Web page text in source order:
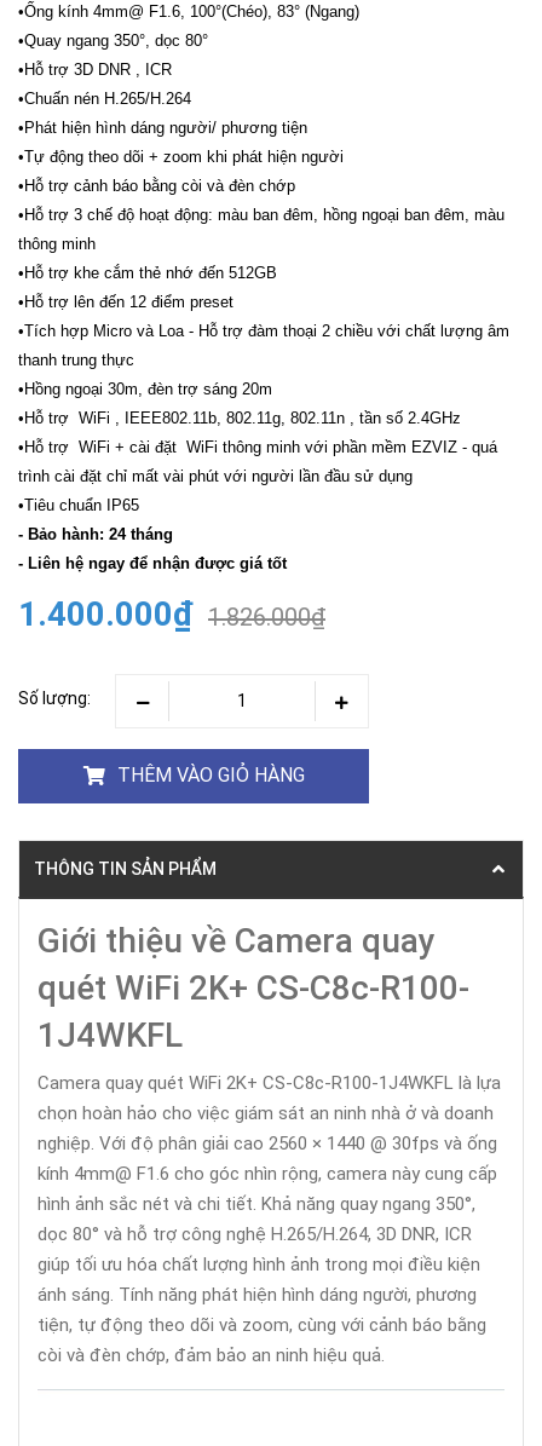
•Ống kính 4mm@ F1.6, 100°(Chéo), 83° (Ngang)
•Quay ngang 350°, dọc 80°
•Hỗ trợ 3D DNR , ICR
•Chuấn nén H.265/H.264
•Phát hiện hình dáng người/ phương tiện
•Tự động theo dõi + zoom khi phát hiện người
•Hỗ trợ cảnh báo bằng còi và đèn chớp
•Hỗ trợ 3 chế độ hoạt động: màu ban đêm, hồng ngoại ban đêm, màu
thông minh
•Hỗ trợ khe cắm thẻ nhớ đến 512GB
•Hỗ trợ lên đến 12 điểm preset
•Tích hợp Micro và Loa - Hỗ trợ đàm thoại 2 chiều với chất lượng âm
thanh trung thực
•Hồng ngoại 30m, đèn trợ sáng 20m
•Hỗ trợ WiFi , IEEE802.11b, 802.11g, 802.11n , tần số 2.4GHz
•Hỗ trợ WiFi + cài đặt WiFi thông minh với phần mềm EZVIZ - quá
trình cài đặt chỉ mất vài phút với người lần đầu sử dụng
•Tiêu chuẩn IP65
- Bảo hành: 24 tháng
- Liên hệ ngay để nhận được giá tốt
1.400.000₫ 1.826.000₫
Số lượng:
THÊM VÀO GIỎ HÀNG
THÔNG TIN SẢN PHẨM
Giới thiệu về Camera quay
quét WiFi 2K+ CS-C8c-R100-
1J4WKFL
Camera quay quét WiFi 2K+ CS-C8c-R100-1J4WKFL là lựa
chọn hoàn hảo cho việc giám sát an ninh nhà ở và doanh
nghiệp. Với độ phân giải cao 2560 × 1440 @ 30fps và ống
kính 4mm@ F1.6 cho góc nhìn rộng, camera này cung cấp
hình ảnh sắc nét và chi tiết. Khả năng quay ngang 350°,
dọc 80° và hỗ trợ công nghệ H.265/H.264, 3D DNR, ICR
giúp tối ưu hóa chất lượng hình ảnh trong mọi điều kiện
ánh sáng. Tính năng phát hiện hình dáng người, phương
tiện, tự động theo dõi và zoom, cùng với cảnh báo bằng
còi và đèn chớp, đảm bảo an ninh hiệu quả.